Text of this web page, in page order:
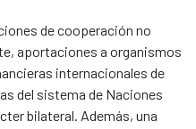
de cooperación no
aportaciones a organismos
internacionales de
del sistema de Naciones
bilateral. Además, una